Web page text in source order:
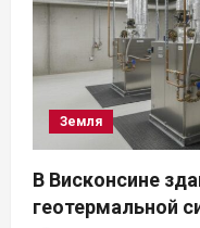
о
з
п
и
Земля
В Висконсине
геотермальной